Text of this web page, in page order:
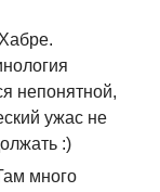
непонятной,
ужас не
:)
много